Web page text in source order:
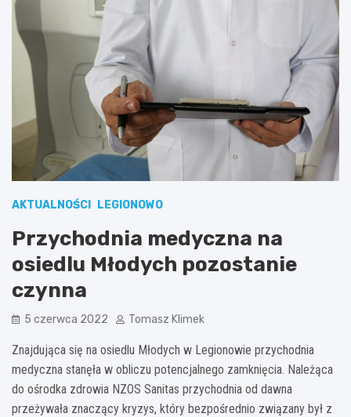
AKTUALNOŚCI LEGIONOWO
Przychodnia medyczna na
osiedlu Młodych pozostanie
czynna
5 czerwca 2022 Tomasz Klimek
Znajdująca się na osiedlu Młodych w Legionowie przychodnia
medyczna stanęła w obliczu potencjalnego zamknięcia. Należąca
do ośrodka zdrowia NZOS Sanitas przychodnia od dawna
przeżywała znaczący kryzys, który bezpośrednio związany był z